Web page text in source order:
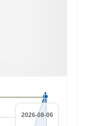
2026-08-06